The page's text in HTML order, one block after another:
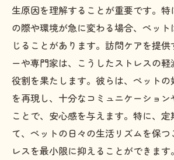
生原因を理解することが重要です。
の際や環境が急に変わる場合、ペッ
じることがあります。訪問ケアを提
ーや専門家は、こうしたストレスの
役割を果たします。彼らは、ペット
を再現し、十分なコミュニケーション
ことで、安心感を与えます。特に、定
て、ペットの日々の生活リズムを保つ
レスを最小限に抑えることができま